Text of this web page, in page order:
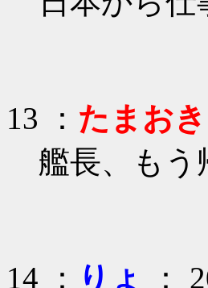
13 ： たまお
艦長、もう
14 ： りょ ：